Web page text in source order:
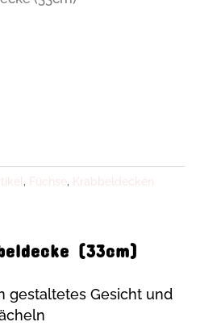
, Füchse , Krabbeldecken
(33cm)
gestaltetes Gesicht und